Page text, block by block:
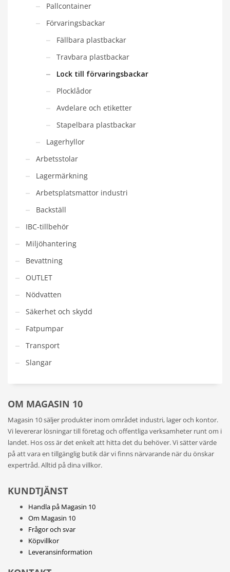
Pallcontainer
Förvaringsbackar
Fällbara plastbackar
Travbara plastbackar
Lock till förvaringsbackar
Plocklådor
Avdelare och etiketter
Stapelbara plastbackar
Lagerhyllor
Arbetsstolar
Lagermärkning
Arbetsplatsmattor industri
Backställ
IBC-tillbehör
Miljöhantering
Bevattning
OUTLET
Nödvatten
Säkerhet och skydd
Fatpumpar
Transport
Slangar
OM MAGASIN 10
Magasin 10 säljer produkter inom området industri, lager och kontor.
Vi levererar lösningar till företag och offentliga verksamheter runt om i
landet. Hos oss är det enkelt att hitta det du behöver. Vi sätter värde
på att vara en tillgänglig butik där vi finns närvarande när du önskar
expertråd. Alltid på dina villkor.
KUNDTJÄNST
Handla på Magasin 10
Om Magasin 10
Frågor och svar
Köpvillkor
Leveransinformation